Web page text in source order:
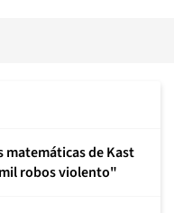
matemáticas de Kast
robos violento"